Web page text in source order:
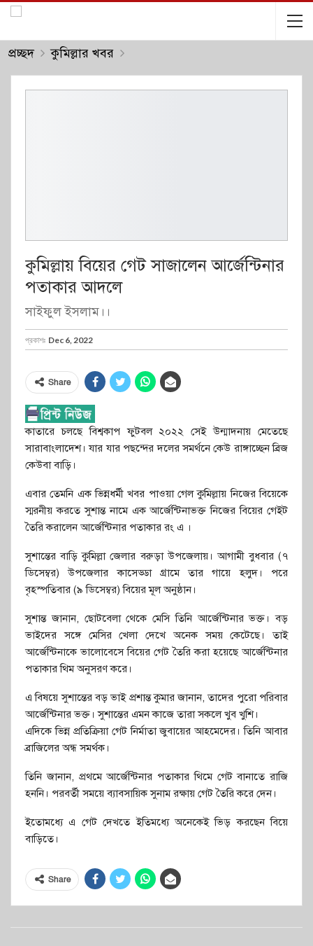
প্রচ্ছদ কুমিল্লার খবর
কুমিল্লায় বিয়ের গেট সাজালেন আর্জেন্টিনার
পতাকার আদলে
সাইফুল ইসলাম।।
প্রকাশঃ Dec 6, 2022
Share
কাতারে চলছে বিশ্বকাপ ফুটবল ২০২২ সেই উন্মাদনায় মেতেছে
সারাবাংলাদেশ। যার যার পছন্দের দলের সমর্থনে কেউ রাঙ্গাচ্ছেন ব্রিজ
কেউবা বাড়ি।
এবার তেমনি এক ভিন্নধর্মী খবর পাওয়া গেল কুমিল্লায় নিজের বিয়েকে
স্মরনীয় করতে সুশান্ত নামে এক আর্জেন্টিনাভক্ত নিজের বিয়ের গেইট
তৈরি করালেন আর্জেন্টিনার পতাকার রং এ ।
সুশান্তের বাড়ি কুমিল্লা জেলার বরুড়া উপজেলায়। আগামী বুধবার (৭
ডিসেম্বর) উপজেলার কাসেড্ডা গ্রামে তার গায়ে হলুদ। পরে
বৃহস্পতিবার (৯ ডিসেম্বর) বিয়ের মূল অনুষ্ঠান।
সুশান্ত জানান, ছোটবেলা থেকে মেসি তিনি আর্জেন্টিনার ভক্ত। বড়
ভাইদের সঙ্গে মেসির খেলা দেখে অনেক সময় কেটেছে। তাই
আর্জেন্টিনাকে ভালোবেসে বিয়ের গেট তৈরি করা হয়েছে আর্জেন্টিনার
পতাকার থিম অনুসরণ করে।
এ বিষয়ে সুশান্তের বড় ভাই প্রশান্ত কুমার জানান, তাদের পুরো পরিবার
আর্জেন্টিনার ভক্ত। সুশান্তের এমন কাজে তারা সকলে খুব খুশি।
এদিকে ভিন্ন প্রতিক্রিয়া গেট নির্মাতা জুবায়ের আহমেদের। তিনি আবার
ব্রাজিলের অন্ধ সমর্থক।
তিনি জানান, প্রথমে আর্জেন্টিনার পতাকার থিমে গেট বানাতে রাজি
হননি। পরবর্তী সময়ে ব্যাবসায়িক সুনাম রক্ষায় গেট তৈরি করে দেন।
ইতোমধ্যে এ গেট দেখতে ইতিমধ্যে অনেকেই ভিড় করছেন বিয়ে
বাড়িতে।
Share